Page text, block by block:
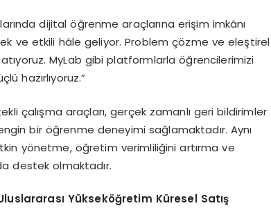
dijital öğrenme araçlarına erişim imkânı
ve etkili hâle geliyor. Problem çözme ve eleştirel
MyLab gibi platformlarla öğrencilerimizi
hazırlıyoruz.”
çalışma araçları, gerçek zamanlı geri bildirimler
bir öğrenme deneyimi sağlamaktadır. Aynı
yönetme, öğretim verimliliğini artırma ve
destek olmaktadır.
ı Yükseköğretim Küresel Satış